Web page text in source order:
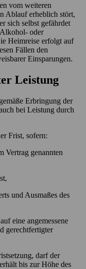
vom weiteren
Ablauf erheblich stört,
sich selbst gefährdet
oder
Heimreise erfolgt auf
Fällen den
Einsparungen.
Leistung
Erbringung der
bei Leistung durch
Frist, sofern:
Vertrag genannten
und Ausmaßes des
eine angemessene
gerechtfertigter
darf der
bis zur Höhe des